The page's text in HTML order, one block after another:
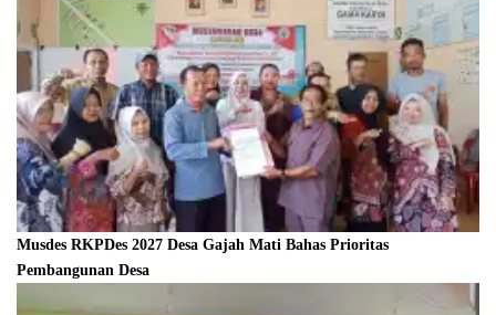
Musdes RKPDes 2027 Desa Gajah Mati Bahas Prioritas
Pembangunan Desa